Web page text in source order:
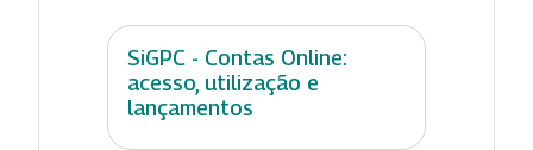
SiGPC - Contas Online:
acesso, utilização e
lançamentos